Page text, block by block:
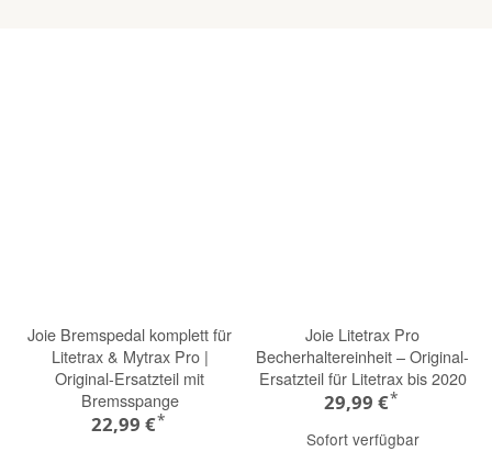
Joie Bremspedal komplett für
Litetrax & Mytrax Pro |
Original-Ersatzteil mit
Bremsspange
22,99 €*
Joie Litetrax Pro
Becherhaltereinheit – Original-
Ersatzteil für Litetrax bis 2020
29,99 €*
Sofort verfügbar